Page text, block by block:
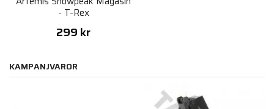
- T-Rex
299 kr
KAMPANJVAROR